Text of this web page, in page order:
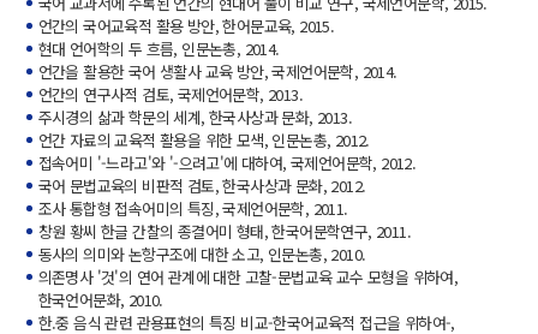
언간의 국어교육적 활용 방안, 한어문교육, 2015.
현대 언어학의 두 흐름, 인문논총, 2014.
언간을 활용한 국어 생활사 교육 방안, 국제언어문학, 2014.
언간의 연구사적 검토, 국제언어문학, 2013.
주시경의 삶과 학문의 세계, 한국사상과 문화, 2013.
언간 자료의 교육적 활용을 위한 모색, 인문논총, 2012.
접속어미 '-느라고'와 '-으려고'에 대하여, 국제언어문학, 2012.
국어 문법교육의 비판적 검토, 한국사상과 문화, 2012.
조사 통합형 접속어미의 특징, 국제언어문학, 2011.
창원 황씨 한글 간찰의 종결어미 형태, 한국어문학연구, 2011.
동사의 의미와 논항구조에 대한 소고, 인문논총, 2010.
의존명사 '것'의 연어 관계에 대한 고찰-문법교육 교수 모형을 위하여,
한국언어문화, 2010.
한.중 음식 관련 관용표현의 특징 비교-한국어교육적 접근을 위하여-,